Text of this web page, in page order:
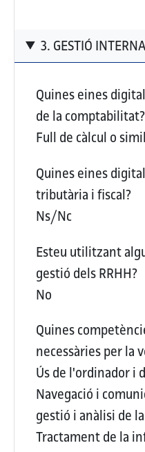
3. GESTIÓ INTERNA
Quines eines
de la comptabilitat?
Full de càlcul o
Quines eines
tributària i fiscal?
Ns/Nc
Esteu utilitzant
gestió dels RRHH?
No
Quines
necessàries per la
Ús de l'ordinador i
Navegació i
gestió i anàlisi de
Tractament de la